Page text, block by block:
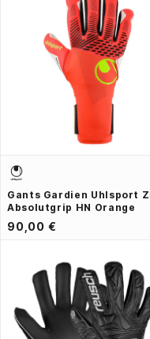
Gants Gardien Uhlsport
Absolutgrip HN Orange
90,00 €